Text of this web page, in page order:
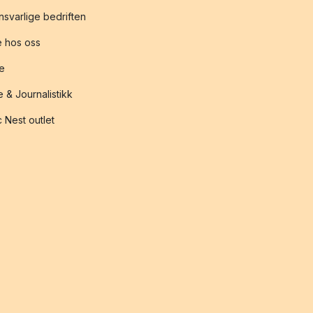
bedriften
hos oss
& Journalistikk
Nest outlet